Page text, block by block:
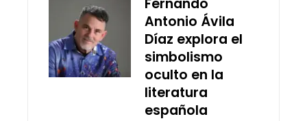
Fernando
Antonio Ávila
Díaz explora el
simbolismo
oculto en la
literatura
española